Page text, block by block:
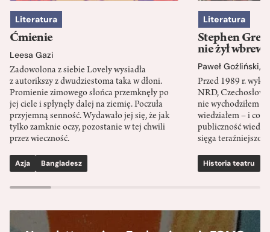
Literatura
Ćmienie
Leesa Gazi
Zadowolona z siebie Lovely wysiadła
z autorikszy z dwudziestoma taka w dłoni.
Promienie zimowego słońca przemknęły po
jej ciele i spłynęły dalej na ziemię. Poczuła
przyjemną senność. Wydawało jej się, że jak
tylko zamknie oczy, pozostanie w tej chwili
przez wieczność.
Azja Bangladesz
Literatura
Stephen
nie żył wbrew
Paweł Goźliński,
Przed 1989 r.
NRD,
nie wychodziłem
wiedziałem – i co
publiczność
sięga
Historia teatru